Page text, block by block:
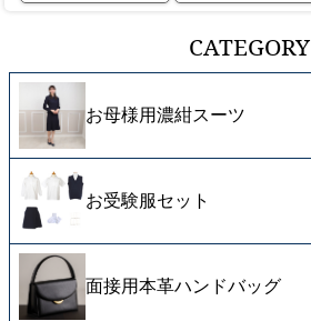
CATEGORY
お母様用濃紺スーツ
お受験服セット
面接用本革ハンドバッグ